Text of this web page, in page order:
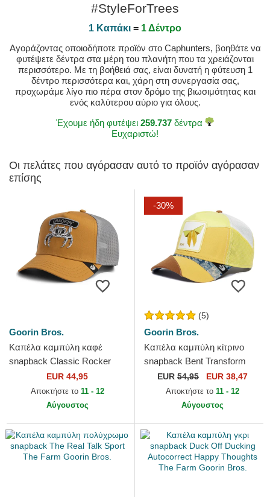
#StyleForTrees
1 Καπάκι = 1 Δέντρο
Αγοράζοντας οποιοδήποτε προϊόν στο Caphunters, βοηθάτε να
φυτέψετε δέντρα στα μέρη του πλανήτη που τα χρειάζονται
περισσότερο. Με τη βοήθειά σας, είναι δυνατή η φύτευση 1
δέντρο περισσότερα και, χάρη στη συνεργασία σας,
προχωράμε λίγο πιο πέρα στον δρόμο της βιωσιμότητας και
ενός καλύτερου αύριο για όλους.
Έχουμε ήδη φυτέψει 259.737 δέντρα
Ευχαριστώ!
Οι πελάτες που αγόρασαν αυτό το προϊόν αγόρασαν
επίσης
Goorin Bros.
Καπέλα καμπύλη καφέ
snapback Classic Rocker
Crackin' The Farm Goorin
EUR 44,95
Αποκτήστε το 11 - 12
Αύγουστος
-30%
(5)
Goorin Bros.
Καπέλα καμπύλη κίτρινο
snapback Bent Transform
Farmigami The Farm Goorin
EUR 54,95 EUR 38,47
Αποκτήστε το 11 - 12
Αύγουστος